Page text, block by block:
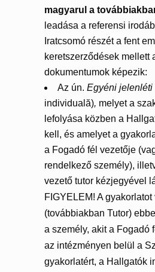
magyarul a további
leadása a referensi
Iratcsomó részét a fent
keretszerződések mellett
dokumentumok képezik:
Az ún. Egyéni jelenléti
individuală), melyet a
lefolyása közben a
kell, és amelyet a
a Fogadó fél vezetője
rendelkező személy),
vezető tutor kézjegyével
FIGYELEM! A gyakorlatot
(továbbiakban Tutor)
a személy, akit a Fogadó
az intézményen belül a
gyakorlatért, a Hallgatók